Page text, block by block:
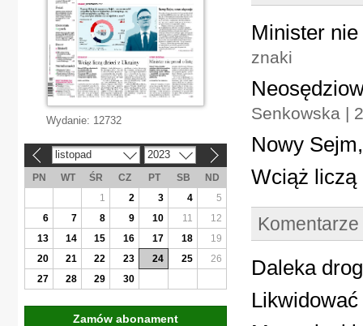
Minister nie
znaki
Senkowska |
Nowy
Wciąż liczą
Komentarze
Daleka
Wydanie: 12732
listopad 2023
PN WT ŚR CZ PT SB
ND
1
2 3 4
5
6
7 8 9 10 11
12
13
14 15 16 17 18
19
20
21 22 23 24 25
26
27
28 29 30
Zamów abonament